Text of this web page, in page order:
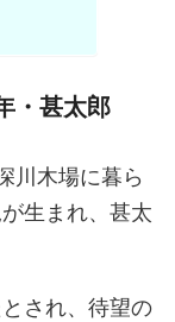
・甚太郎
川木場に暮ら
生まれ、甚太
され、待望の